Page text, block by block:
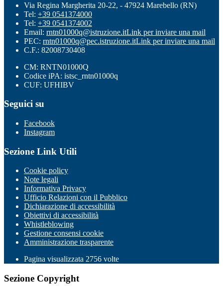
Via Regina Margherita 20-22, - 47924 Marebello (RN)
Tel: +39 0541374000
Tel: +39 0541374002
Email: rntn01000q@istruzione.itLink per inviare una mail
PEC: rntn01000q@pec.istruzione.itLink per inviare una mail
C.F.: 82008730408
CM: RNTN01000Q
Codice iPA: istsc_rntn01000q
CUF: UFHIBV
Seguici su
Facebook
Instagram
Sezione Link Utili
Cookie policy
Note legali
Informativa Privacy
Ufficio Relazioni con il Pubblico
Dichiarazione di accessibilità
Obiettivi di accessibilità
Whistleblowing
Gestione consensi cookie
Amministrazione trasparente
Pagina visualizzata 2756 volte
Sezione Copyright